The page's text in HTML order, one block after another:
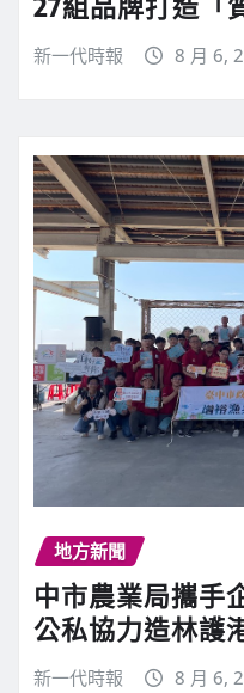
新一代時報 8 月 6,
地方新聞
中市農業局攜手
公私協力造林
新一代時報 8 月 6,